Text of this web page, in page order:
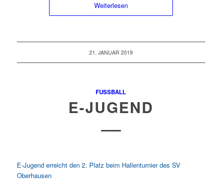
Weiterlesen
21. JANUAR 2019
FUSSBALL
E-JUGEND
E-Jugend erreicht den 2. Platz beim Hallenturnier des SV
Oberhausen